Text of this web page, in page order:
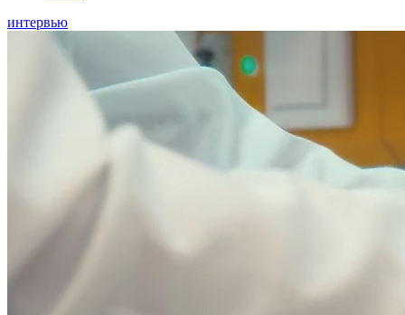
интервью